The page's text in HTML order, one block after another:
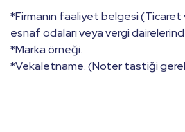
*Firmanın faaliyet belgesi (Ticaret
esnaf odaları veya vergi
*Marka örneği.
*Vekaletname. (Noter tastiği